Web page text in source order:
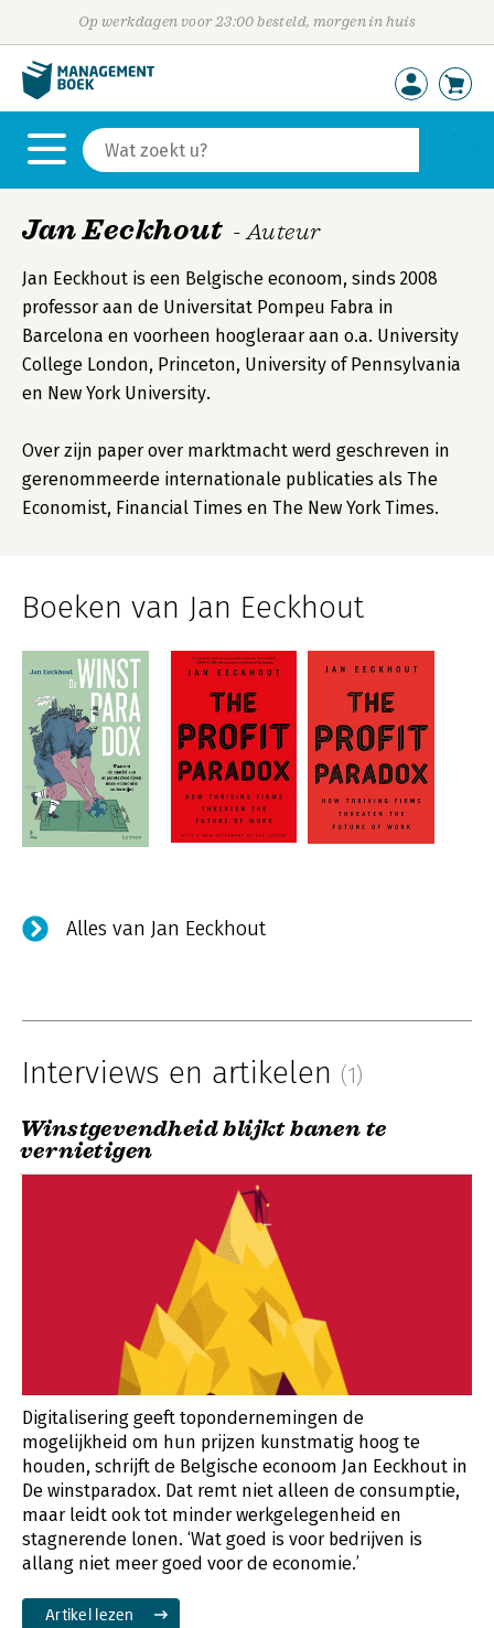
Op werkdagen voor 23:00 besteld, morgen in huis
Jan Eeckhout - Auteur
Jan Eeckhout is een Belgische econoom, sinds 2008
professor aan de Universitat Pompeu Fabra in
Barcelona en voorheen hoogleraar aan o.a. University
College London, Princeton, University of Pennsylvania
en New York University.
Over zijn paper over marktmacht werd geschreven in
gerenommeerde internationale publicaties als The
Economist, Financial Times en The New York Times.
Boeken van Jan Eeckhout
Alles van Jan Eeckhout
Interviews en artikelen (1)
Winstgevendheid blijkt banen te
vernietigen
Digitalisering geeft topondernemingen de
mogelijkheid om hun prijzen kunstmatig hoog te
houden, schrijft de Belgische econoom Jan Eeckhout in
De winstparadox. Dat remt niet alleen de consumptie,
maar leidt ook tot minder werkgelegenheid en
stagnerende lonen. ‘Wat goed is voor bedrijven is
allang niet meer goed voor de economie.’
Artikel lezen